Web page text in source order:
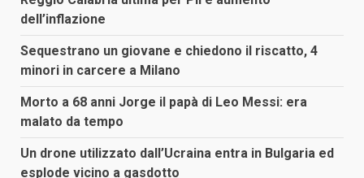
dell’inflazione
Sequestrano un giovane e chiedono il riscatto, 4
minori in carcere a Milano
Morto a 68 anni Jorge il papà di Leo Messi: era
malato da tempo
Un drone utilizzato dall’Ucraina entra in Bulgaria ed
esplode vicino a gasdotto